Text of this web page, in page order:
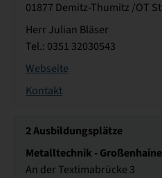
01877 Demitz-Thumitz /OT
Herr Julian Bläser
Tel.: 0351 32030543
Webseite
Kontakt
2Ausbildungsplätze
Metalltechnik -
An der Textimabrücke 3